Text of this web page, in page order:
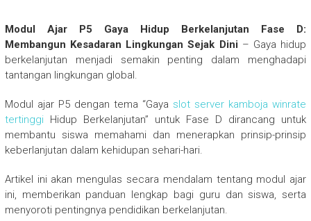
Modul Ajar P5 Gaya Hidup Berkelanjutan Fase D:
Membangun Kesadaran Lingkungan Sejak Dini – Gaya hidup
berkelanjutan menjadi semakin penting dalam menghadapi
tantangan lingkungan global.
Modul ajar P5 dengan tema “Gaya slot server kamboja winrate
tertinggiHidup Berkelanjutan” untuk Fase D dirancang untuk
membantu siswa memahami dan menerapkan prinsip-prinsip
keberlanjutan dalam kehidupan sehari-hari.
Artikel ini akan mengulas secara mendalam tentang modul ajar
ini, memberikan panduan lengkap bagi guru dan siswa, serta
menyoroti pentingnya pendidikan berkelanjutan.